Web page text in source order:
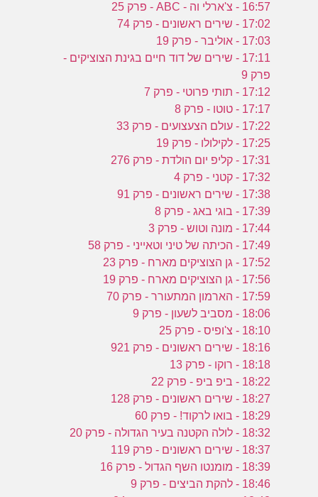
16:57 - צ'ארלי וה - ABC - פרק 25
17:02 - שירים ראשונים - פרק 74
17:03 - אוליבר - פרק 19
17:11 - שירים של דוד חיים בגינת הצוציקים -
פרק 9
17:12 - תותי פרוטי - פרק 7
17:17 - טוטו - פרק 8
17:22 - עולם הצעצועים - פרק 33
17:25 - לקילולו - פרק 19
17:31 - קליפ יום הולדת - פרק 276
17:32 - קטני - פרק 4
17:38 - שירים ראשונים - פרק 91
17:39 - בוגי באג - פרק 8
17:44 - מונה וטוש - פרק 3
17:49 - הכיתה של טיני וטאייני - פרק 58
17:52 - גן הצוציקים מארח - פרק 23
17:56 - גן הצוציקים מארח - פרק 19
17:59 - הארמון המתעורר - פרק 70
18:06 - מסביב לשעון - פרק 9
18:10 - צ'ופיס - פרק 25
18:16 - שירים ראשונים - פרק 921
18:18 - רוקו - פרק 13
18:22 - ביפ ביפ - פרק 22
18:27 - שירים ראשונים - פרק 128
18:29 - בואו לרקוד! - פרק 60
18:32 - לולה הקטנה בעיר הגדולה - פרק 20
18:37 - שירים ראשונים - פרק 119
18:39 - מומנטו השף הגדול - פרק 16
18:46 - להקת הביצים - פרק 9